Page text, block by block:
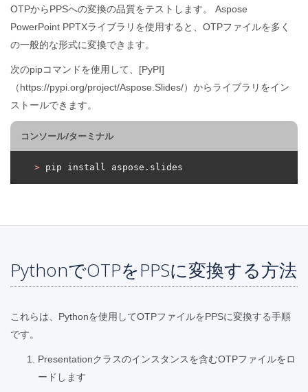
OTPからPPSへの変換の品質をテストします。 Aspose
PowerPoint PPTXライブラリを使用すると、OTPファイルを多く
の一般的な形式に変換できます。
次のpipコマンドを使用して、[PyPI]
（https://pypi.org/project/Aspose.Slides/）からライブラリをイン
ストールできます。
コンソール/ターミナル
> pip install aspose.slides
PythonでOTPをPPSに変換する方法
これらは、Pythonを使用してOTPファイルをPPSに変換する手順
です。
Presentationクラスのインスタンスを含むOTPファイルをロ
ードします